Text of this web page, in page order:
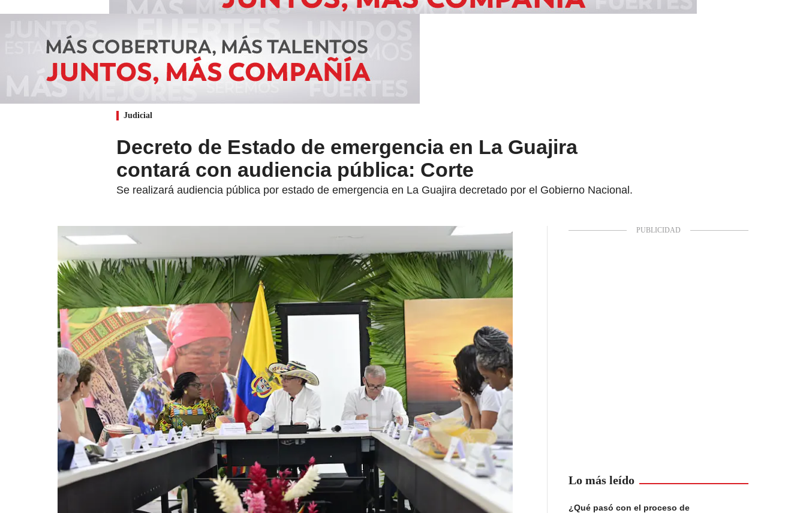
Judicial
Decreto de Estado de emergencia en La Guajira
contará con audiencia pública: Corte
Se realizará audiencia pública por estado de emergencia en La Guajira decretado por el Gobierno Nacional.
Lo más leído
¿Qué pasó con el proceso de